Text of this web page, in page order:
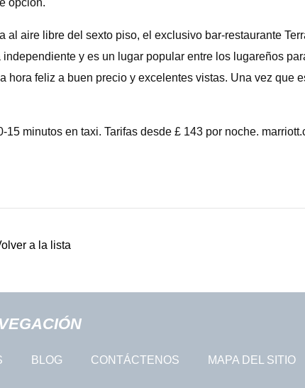
opción.
aire libre del sexto piso, el exclusivo bar-restaurante
y es un lugar popular entre los lugareños
feliz a buen precio y excelentes vistas. Una vez que
minutos en taxi. Tarifas desde £ 143 por noche.
a la lista
BLOG CONTÁCTENOS MAPA DEL SITIO